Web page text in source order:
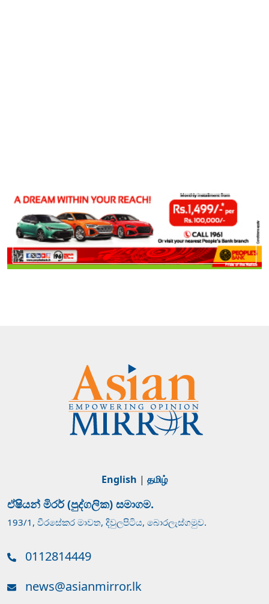
English | தமிழ்
ඒෂියන් මිරර් (පුද්ගලික) සමාගම.
193/1, වීරසේකර මාවත, දිවුලපිටිය, බොරලැස්ගමුව.
0112814449
news@asianmirror.lk